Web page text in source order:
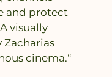
and protect
visually
cinema.“